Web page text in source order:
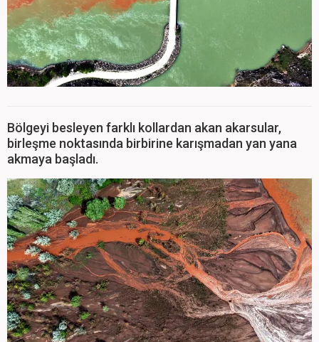
Bölgeyi besleyen farklı kollardan akan akarsular,
birleşme noktasında birbirine karışmadan yan yana
akmaya başladı.